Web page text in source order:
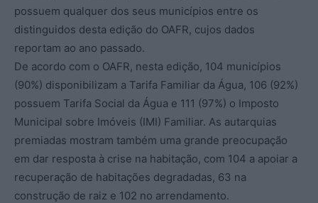
possuem qualquer dos seus municípios entre os
distinguidos desta edição do OAFR, cujos dados
reportam ao ano passado.
De acordo com o OAFR, nesta edição, 104 municípios
(90%) disponibilizam a Tarifa Familiar da Água, 106 (92%)
possuem Tarifa Social da Água e 111 (97%) o Imposto
Municipal sobre Imóveis (IMI) Familiar. As autarquias
premiadas mostram também uma grande preocupação
em dar resposta à crise na habitação, com 104 a apoiar a
recuperação de habitações degradadas, 63 na
construção de raiz e 102 no arrendamento.